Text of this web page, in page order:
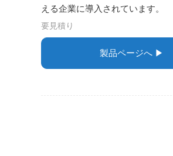
える企業に導入されています。
要見積り
製品ページへ ▶︎